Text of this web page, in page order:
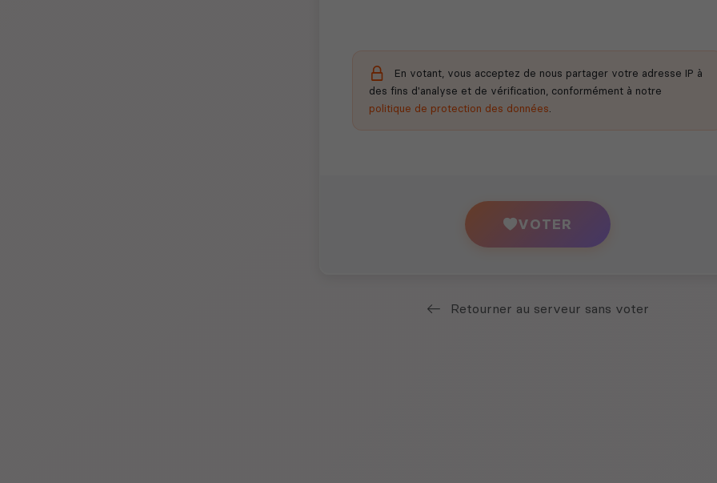
En votant, vous acceptez de nous partager votre adresse IP à
des fins d'analyse et de vérification, conformément à notre
politique de protection des données.
VOTER
Retourner au serveur sans voter